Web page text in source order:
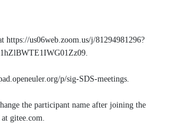
https://us06web.zoom.us/j/81294981296?
p/sig-SDS-meetings.
the participant name after joining the
gitee.com.